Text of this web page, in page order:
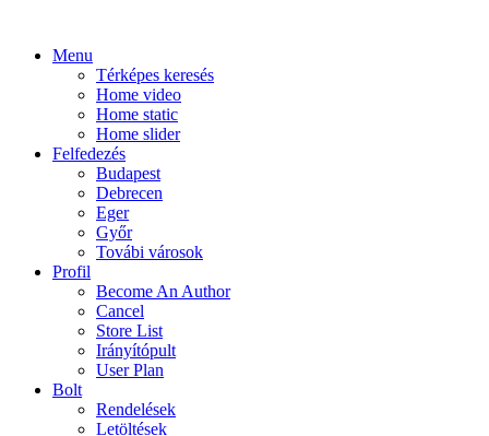
Menu
Térképes keresés
Home video
Home static
Home slider
Felfedezés
Budapest
Debrecen
Eger
Győr
Továbi városok
Profil
Become An Author
Cancel
Store List
Irányítópult
User Plan
Bolt
Rendelések
Letöltések